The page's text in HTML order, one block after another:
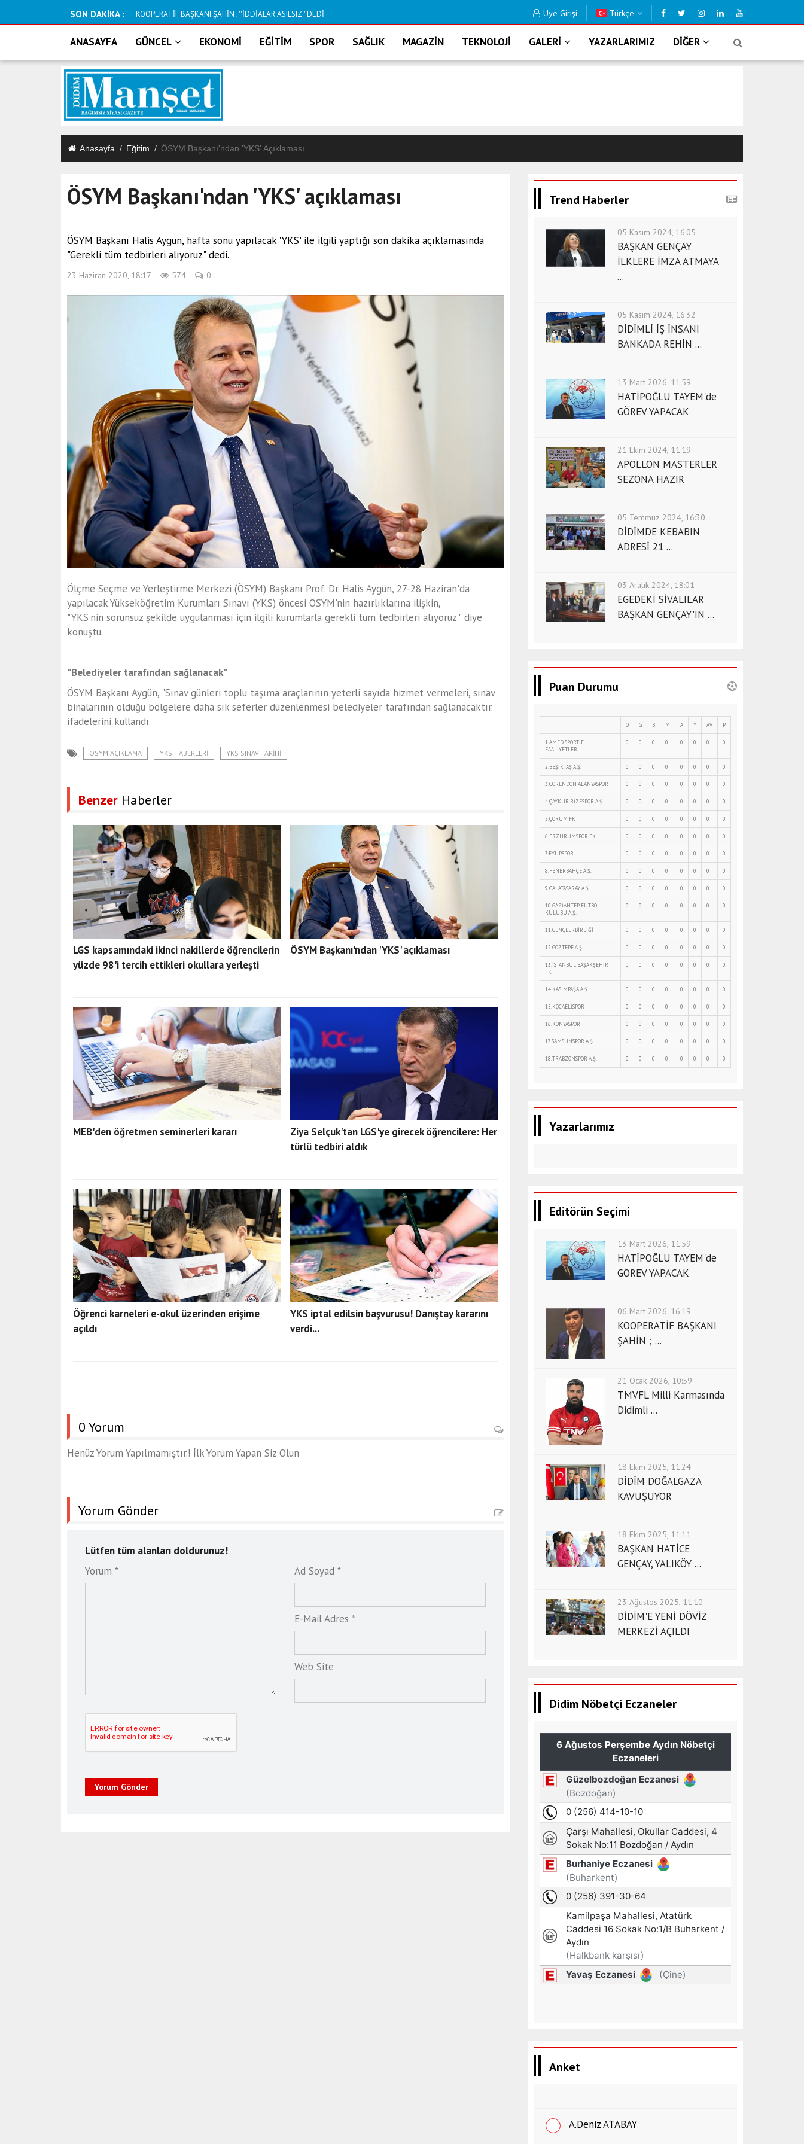
SON DAKİKA : TMVFL Milli Karmasında Didimli Futbolcu Kılıç Yer alacak DİDİM DOĞALGAZA KAVUŞUYOR
Üye Girişi Türkçe
ANASAYFA GÜNCEL EKONOMİ EĞİTİM SPOR SAĞLIK MAGAZİN TEKNOLOJİ GALERİ YAZARLARIMIZ DİĞER
Anasayfa Eği̇ti̇m ÖSYM Başkanı'ndan 'YKS' Açıklaması
ÖSYM Başkanı'ndan 'YKS' açıklaması
ÖSYM Başkanı Halis Aygün, hafta sonu yapılacak 'YKS' ile ilgili yaptığı son dakika açıklamasında
"Gerekli tüm tedbirleri alıyoruz" dedi.
23 Haziran 2020, 18:17 574 0
Ölçme Seçme ve Yerleştirme Merkezi (ÖSYM) Başkanı Prof. Dr. Halis Aygün, 27-28 Haziran'da
yapılacak Yükseköğretim Kurumları Sınavı (YKS) öncesi ÖSYM'nin hazırlıklarına ilişkin,
"YKS'nin sorunsuz şekilde uygulanması için ilgili kurumlarla gerekli tüm tedbirleri alıyoruz." diye
konuştu.
"Belediyeler tarafından sağlanacak"
ÖSYM Başkanı Aygün, "Sınav günleri toplu taşıma araçlarının yeterli sayıda hizmet vermeleri, sınav
binalarının olduğu bölgelere daha sık seferler düzenlenmesi belediyeler tarafından sağlanacaktır."
ifadelerini kullandı.
ÖSYM AÇIKLAMA YKS HABERLERI YKS SINAV TARIHI
Benzer Haberler
LGS kapsamındaki ikinci nakillerde öğrencilerin
yüzde 98'i tercih ettikleri okullara yerleşti
ÖSYM Başkanı'ndan 'YKS' açıklaması
MEB'den öğretmen seminerleri kararı
Ziya Selçuk'tan LGS'ye girecek öğrencilere: Her
türlü tedbiri aldık
Öğrenci karneleri e-okul üzerinden erişime
açıldı
YKS iptal edilsin başvurusu! Danıştay kararını
verdi...
0 Yorum
Henüz Yorum Yapılmamıştır.! İlk Yorum Yapan Siz Olun
Yorum Gönder
Lütfen tüm alanları doldurunuz!
Yorum *
Ad Soyad *
E-Mail Adres *
Web Site
Yorum Gönder
Trend Haberler
05 Kasım 2024, 16:05
BAŞKAN GENÇAY
İLKLERE İMZA ATMAYA
...
05 Kasım 2024, 16:32
DİDİMLİ İŞ İNSANI
BANKADA REHİN ...
13 Mart 2026, 11:59
HATİPOĞLU TAYEM'de
GÖREV YAPACAK
21 Ekim 2024, 11:19
APOLLON MASTERLER
SEZONA HAZIR
05 Temmuz 2024, 16:30
DİDİMDE KEBABIN
ADRESİ 21 ...
03 Aralık 2024, 18:01
EGEDEKİ SİVALILAR
BAŞKAN GENÇAY'IN ...
Puan Durumu
O G B M A Y AV P
1.AMED SPORTİF
FAALİYETLER
0 0 0 0 0 0 0 0
2.BEŞİKTAŞ A.Ş. 0 0 0 0 0 0 0 0
3.CORENDON ALANYASPOR 0 0 0 0 0 0 0 0
4.ÇAYKUR RİZESPOR A.Ş. 0 0 0 0 0 0 0 0
5.ÇORUM FK 0 0 0 0 0 0 0 0
6.ERZURUMSPOR FK 0 0 0 0 0 0 0 0
7.EYÜPSPOR 0 0 0 0 0 0 0 0
8.FENERBAHÇE A.Ş. 0 0 0 0 0 0 0 0
9.GALATASARAY A.Ş. 0 0 0 0 0 0 0 0
10.GAZİANTEP FUTBOL
KULÜBÜ A.Ş.
0 0 0 0 0 0 0 0
11.GENÇLERBİRLİĞİ 0 0 0 0 0 0 0 0
12.GÖZTEPE A.Ş. 0 0 0 0 0 0 0 0
13.İSTANBUL BAŞAKŞEHİR
FK
0 0 0 0 0 0 0 0
14.KASIMPAŞA A.Ş. 0 0 0 0 0 0 0 0
15.KOCAELİSPOR 0 0 0 0 0 0 0 0
16.KONYASPOR 0 0 0 0 0 0 0 0
17.SAMSUNSPOR A.Ş. 0 0 0 0 0 0 0 0
18.TRABZONSPOR A.Ş. 0 0 0 0 0 0 0 0
Yazarlarımız
Editörün Seçimi
13 Mart 2026, 11:59
HATİPOĞLU TAYEM'de
GÖREV YAPACAK
06 Mart 2026, 16:19
KOOPERATİF BAŞKANI
ŞAHİN ; ...
21 Ocak 2026, 10:59
TMVFL Milli Karmasında
Didimli ...
18 Ekim 2025, 11:24
DİDİM DOĞALGAZA
KAVUŞUYOR
18 Ekim 2025, 11:11
BAŞKAN HATİCE
GENÇAY, YALIKÖY ...
23 Ağustos 2025, 11:10
DİDİM'E YENİ DÖVİZ
MERKEZİ AÇILDI
Didim Nöbetçi Eczaneler
Anket
A.Deniz ATABAY